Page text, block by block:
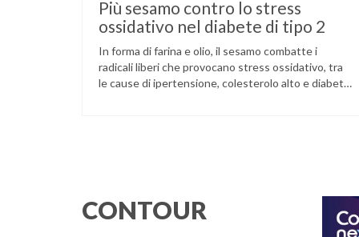
Più sesamo contro lo stress
ossidativo nel diabete di tipo 2
In forma di farina e olio, il sesamo combatte i
radicali liberi che provocano stress ossidativo, tra
le cause di ipertensione, colesterolo alto e diabete.
CONTOUR